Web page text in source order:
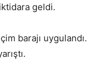
geldi.
barajı uygulandı.